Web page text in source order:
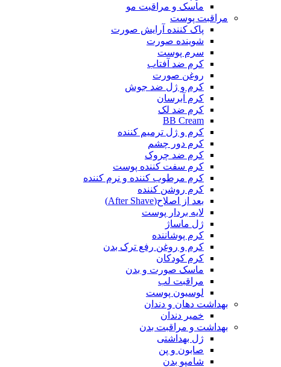
ماسک و مراقبت مو
مراقبت پوست
پاک کننده آرایش صورت
شوینده صورت
سرم پوست
کرم ضد آفتاب
روغن صورت
کرم و ژل ضد جوش
کرم آبرسان
کرم ضد لک
BB Cream
کرم و ژل ترمیم کننده
کرم دور چشم
کرم ضد چروک
کرم سفت کننده پوست
کرم مرطوب کننده و نرم کننده
کرم روشن کننده
بعد از اصلاح(After Shave)
لایه بردار پوست
ژل ماساژ
کرم پوشاننده
کرم و روغن رفع ترک بدن
کرم کودکان
ماسک صورت و بدن
مراقبت لب
لوسیون پوست
بهداشت دهان و دندان
خمیر دندان
بهداشت و مراقبت بدن
ژل بهداشتی
صابون و پن
شامپو بدن